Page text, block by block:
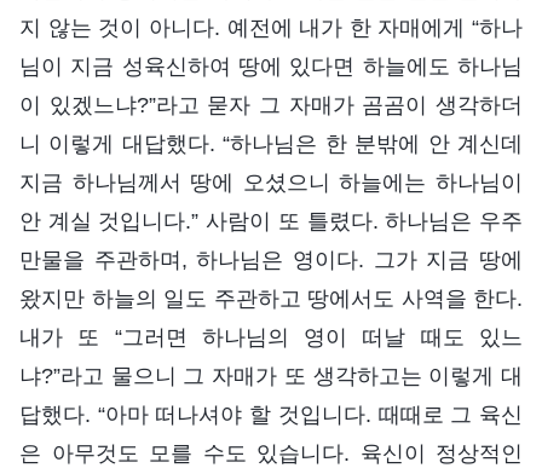
지 않는 것이 아니다. 예전에 내가 한 자매에게 “하나
님이 지금 성육신하여 땅에 있다면 하늘에도 하나님
이 있겠느냐?”라고 묻자 그 자매가 곰곰이 생각하더
니 이렇게 대답했다. “하나님은 한 분밖에 안 계신데
지금 하나님께서 땅에 오셨으니 하늘에는 하나님이
안 계실 것입니다.” 사람이 또 틀렸다. 하나님은 우주
만물을 주관하며, 하나님은 영이다. 그가 지금 땅에
왔지만 하늘의 일도 주관하고 땅에서도 사역을 한다.
내가 또 “그러면 하나님의 영이 떠날 때도 있느
냐?”라고 물으니 그 자매가 또 생각하고는 이렇게 대
답했다. “아마 떠나셔야 할 것입니다. 때때로 그 육신
은 아무것도 모를 수도 있습니다. 육신이 정상적인